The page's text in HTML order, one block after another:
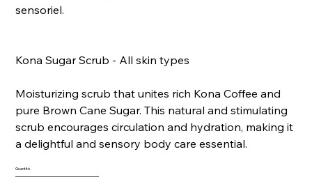
sensoriel.
Kona Sugar Scrub - All skin types
Moisturizing scrub that unites rich Kona Coffee and
pure Brown Cane Sugar. This natural and stimulating
scrub encourages circulation and hydration, making it
a delightful and sensory body care essential.
Quantité